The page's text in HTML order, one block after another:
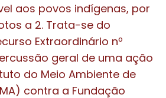
aos povos indígenas, por
a 2. Trata-se do
Extraordinário nº
geral de uma ação
do Meio Ambiente de
contra a Fundação